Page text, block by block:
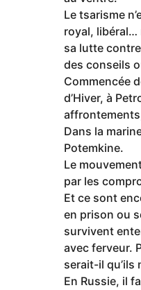
Le tsarisme
royal, libéral…
sa lutte
des conseils
Commencée
d’Hiver, à
Dans la
Potemkine.
Le
par les
Et ce sont
en prison ou
survivent
avec ferveur.
serait-il qu’ils
En Russie, il